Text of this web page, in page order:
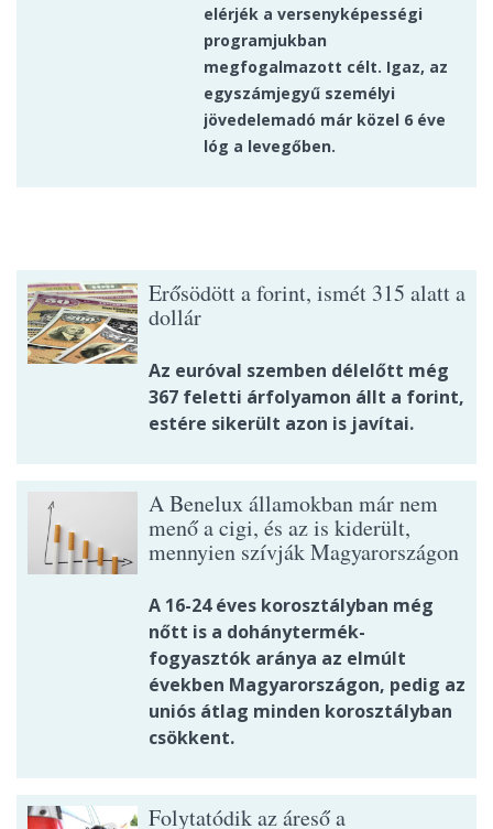
elérjék a versenyképességi
programjukban
megfogalmazott célt. Igaz, az
egyszámjegyű személyi
jövedelemadó már közel 6 éve
lóg a levegőben.
Erősödött a forint, ismét 315 alatt a
dollár
Az euróval szemben délelőtt még
367 feletti árfolyamon állt a forint,
estére sikerült azon is javítai.
A Benelux államokban már nem
menő a cigi, és az is kiderült,
mennyien szívják Magyarországon
A 16-24 éves korosztályban még
nőtt is a dohánytermék-
fogyasztók aránya az elmúlt
években Magyarországon, pedig az
uniós átlag minden korosztályban
csökkent.
Folytatódik az áreső a